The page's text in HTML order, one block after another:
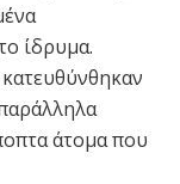
ίδρυμα.
άτομα που